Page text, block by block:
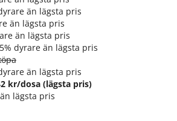
än lägsta pris
än lägsta pris
än lägsta pris
dyrare än lägsta pris
än lägsta pris
kr/dosa (lägsta pris)
lägsta pris